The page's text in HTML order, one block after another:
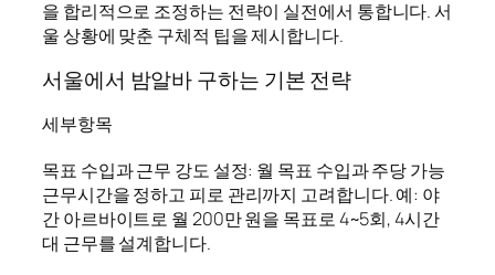
을 합리적으로 조정하는 전략이 실전에서 통합니다. 서
울 상황에 맞춘 구체적 팁을 제시합니다.
서울에서 밤알바 구하는 기본 전략
세부항목
목표 수입과 근무 강도 설정: 월 목표 수입과 주당 가능
근무시간을 정하고 피로 관리까지 고려합니다. 예: 야
간 아르바이트로 월 200만 원을 목표로 4~5회, 4시간
대 근무를 설계합니다.